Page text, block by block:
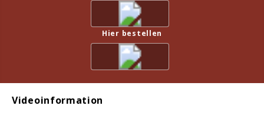
Hier bestellen
Videoinformation